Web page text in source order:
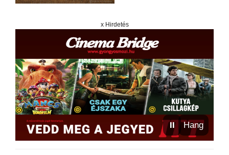
x Hirdetés
⏸ Hang